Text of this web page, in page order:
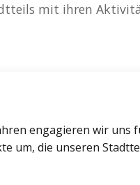
mit ihren
engagieren wir uns
um, die unseren